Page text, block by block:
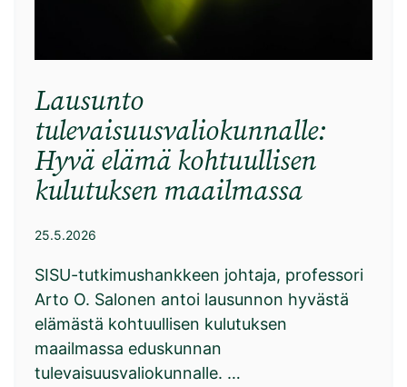
Lausunto
tulevaisuusvaliokunnalle:
Hyvä elämä kohtuullisen
kulutuksen maailmassa
25.5.2026
SISU-tutkimushankkeen johtaja, professori
Arto O. Salonen antoi lausunnon hyvästä
elämästä kohtuullisen kulutuksen
maailmassa eduskunnan
tulevaisuusvaliokunnalle. …